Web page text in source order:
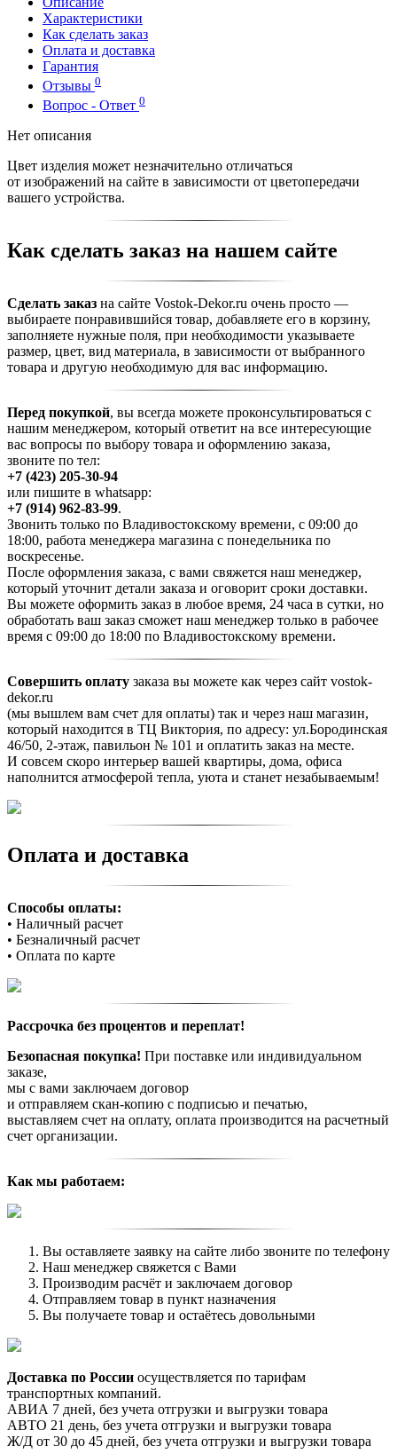
Характеристики
Как сделать заказ
Оплата и доставка
Гарантия
Отзывы 0
Вопрос - Ответ 0
Нет описания
Цвет изделия может незначительно отличаться
от изображений на сайте в зависимости от цветопередачи
вашего устройства.
Как сделать заказ на нашем сайте
Сделать заказ на сайте Vostok-Dekor.ru очень просто —
выбираете понравившийся товар, добавляете его в корзину,
заполняете нужные поля, при необходимости указываете
размер, цвет, вид материала, в зависимости от выбранного
товара и другую необходимую для вас информацию.
Перед покупкой, вы всегда можете проконсультироваться с
нашим менеджером, который ответит на все интересующие
вас вопросы по выбору товара и оформлению заказа,
звоните по тел:
+7 (423) 205-30-94
или пишите в whatsapp:
+7 (914) 962-83-99.
Звонить только по Владивостокскому времени, с 09:00 до
18:00, работа менеджера магазина с понедельника по
воскресенье.
После оформления заказа, с вами свяжется наш менеджер,
который уточнит детали заказа и оговорит сроки доставки.
Вы можете оформить заказ в любое время, 24 часа в сутки, но
обработать ваш заказ сможет наш менеджер только в рабочее
время с 09:00 до 18:00 по Владивостокскому времени.
Совершить оплату заказа вы можете как через сайт vostok-
dekor.ru
(мы вышлем вам счет для оплаты) так и через наш магазин,
который находится в ТЦ Виктория, по адресу: ул.Бородинская
46/50, 2-этаж, павильон № 101 и оплатить заказ на месте.
И совсем скоро интерьер вашей квартиры, дома, офиса
наполнится атмосферой тепла, уюта и станет незабываемым!
Оплата и доставка
Способы оплаты:
• Наличный расчет
• Безналичный расчет
• Оплата по карте
Рассрочка без процентов и переплат!
Безопасная покупка! При поставке или индивидуальном
заказе,
мы с вами заключаем договор
и отправляем скан-копию с подписью и печатью,
выставляем счет на оплату, оплата производится на расчетный
счет организации.
Как мы работаем:
Вы оставляете заявку на сайте либо звоните по телефону
Наш менеджер свяжется с Вами
Производим расчёт и заключаем договор
Отправляем товар в пункт назначения
Вы получаете товар и остаётесь довольными
Доставка по России осуществляется по тарифам
транспортных компаний.
АВИА 7 дней, без учета отгрузки и выгрузки товара
АВТО 21 день, без учета отгрузки и выгрузки товара
Ж/Д от 30 до 45 дней, без учета отгрузки и выгрузки товара